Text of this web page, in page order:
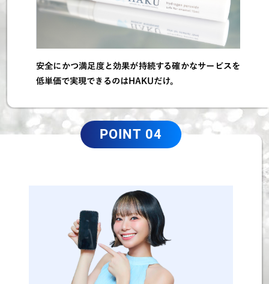
安全にかつ満足度と効果が持続する確かなサービスを
低単価で実現できるのはHAKUだけ。
POINT 04